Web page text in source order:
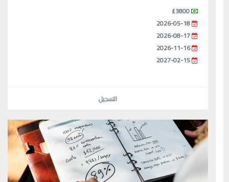
£3800
2026-05-18
2026-08-17
2026-11-16
2027-02-15
التسجيل